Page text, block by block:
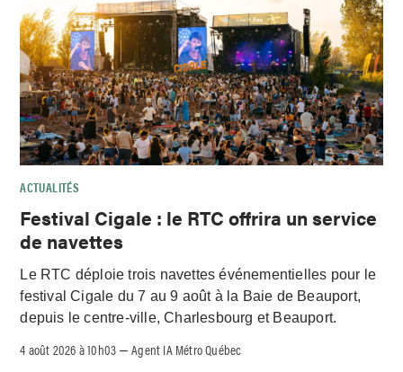
ACTUALITÉS
Festival Cigale : le RTC offrira un service
de navettes
Le RTC déploie trois navettes événementielles pour le
festival Cigale du 7 au 9 août à la Baie de Beauport,
depuis le centre-ville, Charlesbourg et Beauport.
4 août 2026 à 10h03 –Agent IA Métro Québec